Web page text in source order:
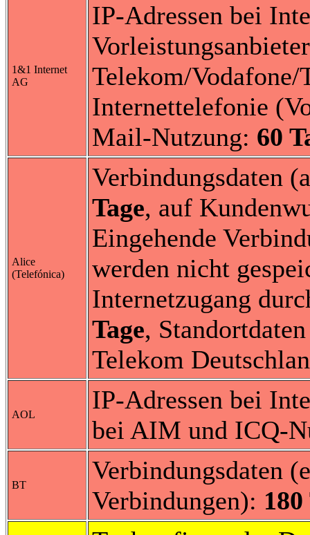
1&1 Internet
AG
IP-Adressen bei
Telekom/
Internettelefonie
Mail-Nutzung: 60
Alice
(Telefónica)
Verbindungsdaten
Tage, auf
Eingehende
werden nicht
Internetzugang
Tage,
Telekom
AOL
IP-Adressen bei
bei AIM und ICQ-
BT
Verbindungsdaten
Verbindungen): 180